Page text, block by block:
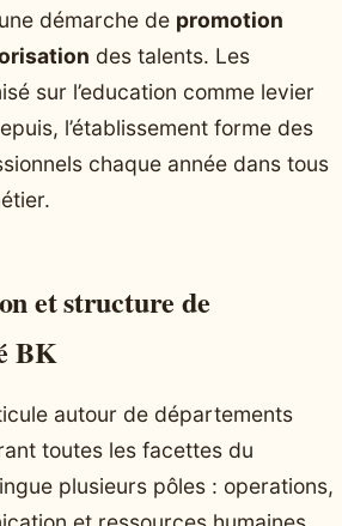
démarche de promotion
des talents. Les
sur l’education comme levier
l’établissement forme des
chaque année dans tous
et structure de
BK
autour de départements
toutes les facettes du
plusieurs pôles : operations,